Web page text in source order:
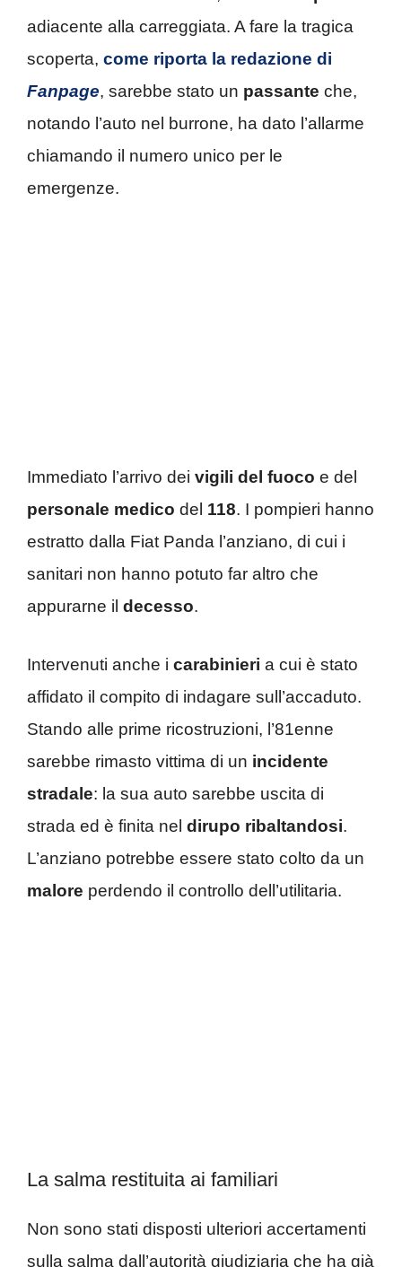
adiacente alla carreggiata. A fare la tragica
scoperta, come riporta la redazione di
Fanpage, sarebbe stato un passante che,
notando l’auto nel burrone, ha dato l’allarme
chiamando il numero unico per le
emergenze.
Immediato l’arrivo dei vigili del fuoco e del
personale medico del 118. I pompieri hanno
estratto dalla Fiat Panda l’anziano, di cui i
sanitari non hanno potuto far altro che
appurarne il decesso.
Intervenuti anche i carabinieri a cui è stato
affidato il compito di indagare sull’accaduto.
Stando alle prime ricostruzioni, l’81enne
sarebbe rimasto vittima di un incidente
stradale: la sua auto sarebbe uscita di
strada ed è finita nel dirupo ribaltandosi.
L’anziano potrebbe essere stato colto da un
malore perdendo il controllo dell’utilitaria.
La salma restituita ai familiari
Non sono stati disposti ulteriori accertamenti
sulla salma dall’autorità giudiziaria che ha già